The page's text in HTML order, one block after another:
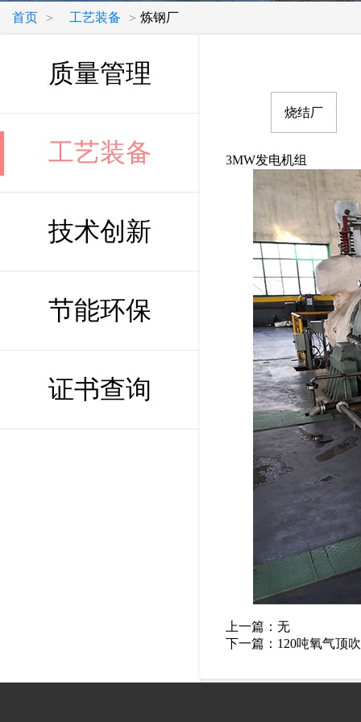
首页 > 工艺装备 > 炼钢厂
质量管理
工艺装备
技术创新
节能环保
证书查询
烧结厂
3MW发电机组
上一篇：无
下一篇： 120吨氧气顶